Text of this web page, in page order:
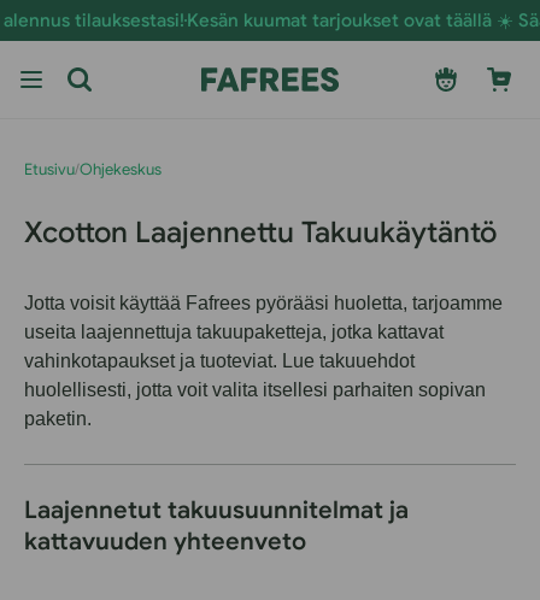
Siirry
sisältöön
tilauksestasi!Kesän kuumat tarjoukset ovat täällä ☀️
Kirjaudu
sisään
Ostoskori
Etusivu/Ohjekeskus
Xcotton Laajennettu Takuukäytäntö
Jotta voisit käyttää Fafrees pyörääsi huoletta, tarjoamme
useita laajennettuja takuupaketteja, jotka kattavat
vahinkotapaukset ja tuoteviat. Lue takuuehdot
huolellisesti, jotta voit valita itsellesi parhaiten sopivan
paketin.
Laajennetut takuusuunnitelmat ja
kattavuuden yhteenveto